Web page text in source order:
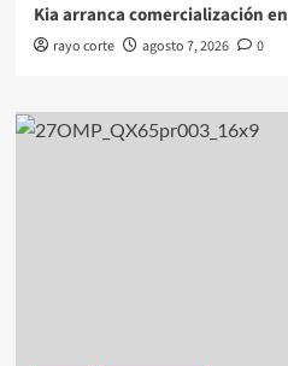
Kia arranca comercialización
rayo corte agosto 7, 2026 0